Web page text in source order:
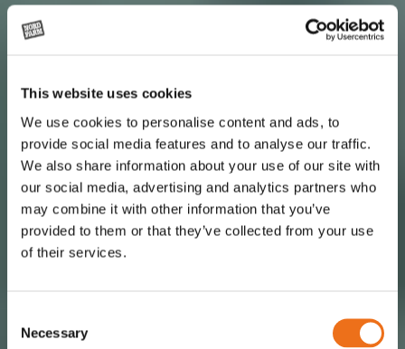
This website uses cookies
We use cookies to personalise content and ads, to
provide social media features and to analyse our traffic.
We also share information about your use of our site with
our social media, advertising and analytics partners who
may combine it with other information that you’ve
provided to them or that they’ve collected from your use
of their services.
Selection
Necessary